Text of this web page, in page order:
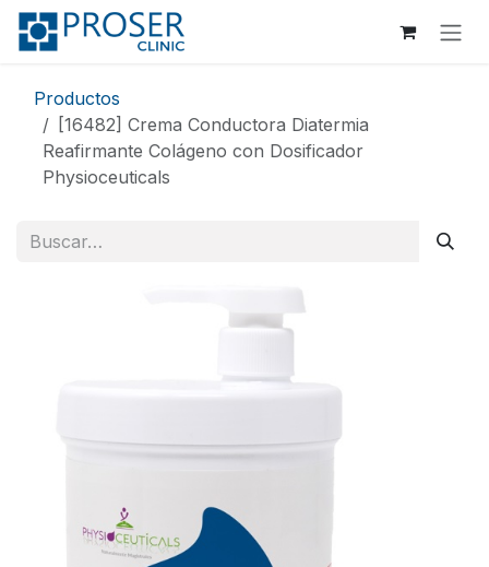
Ir al contenido
Productos
[16482] Crema Conductora Diatermia
Reafirmante Colágeno con Dosificador
Physioceuticals